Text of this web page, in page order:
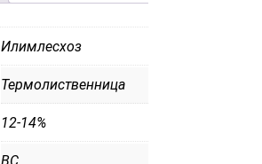
Илимлесхоз
Термолиственница
12-14%